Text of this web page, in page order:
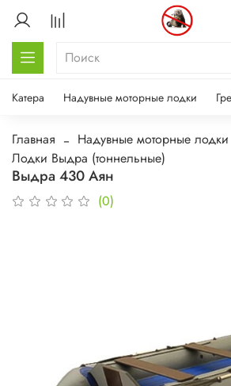
Катера Надувные моторные лодки
Главная
Надувные моторные лодки
Лодки Выдра (тоннельные)
Выдра 430 Аян
(0)